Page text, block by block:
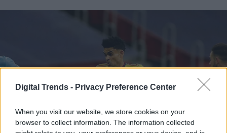
Digital Trends - Privacy Preference Center
When you visit our website, we store cookies on your
browser to collect information. The information collected